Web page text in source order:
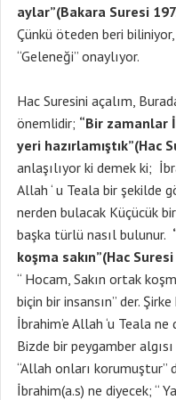
aylar”(Bakara Suresi
Çünkü öteden beri
“Geleneği” onaylıyor.
Hac Suresini açalım,
önemlidir; “Bir zamanlar
yeri hazırlamıştık”(Hac
anlaşılıyor ki demek ki;
Allah ‘ u Teala bir şekilde
nerden bulacak Küçücük
başka türlü nasıl bulunur.
koşma sakın”(Hac
“ Hocam, Sakın ortak
biçin bir insansın” der.
İbrahim’e Allah ‘u Teala
Bizde bir peygamber
“Allah onları korumuştur”
İbrahim(a.s) ne diyecek; “